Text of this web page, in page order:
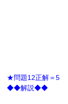
★問題12正解＝5
◆◆解説◆◆